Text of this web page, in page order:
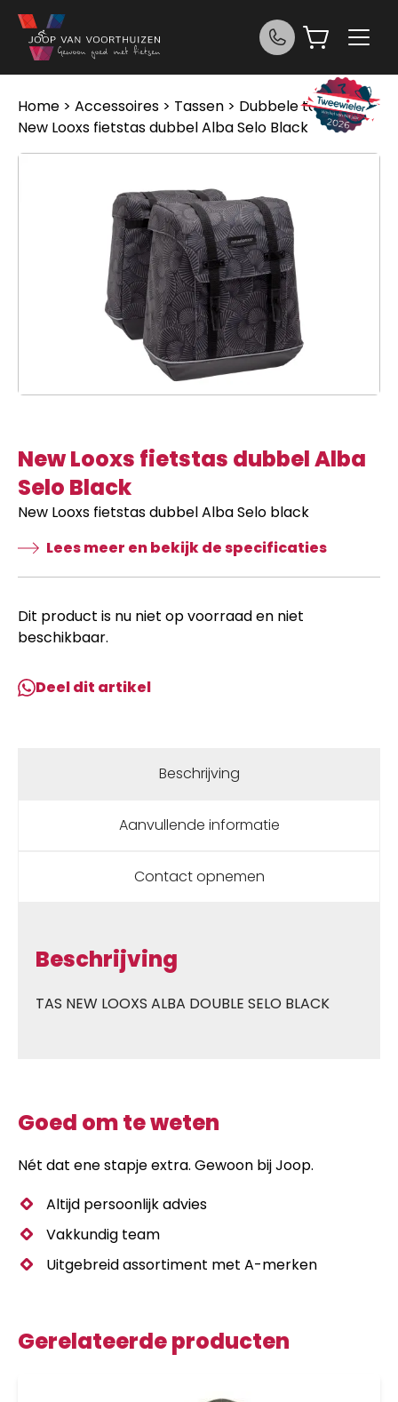
Ga naar de inhoud
Home > Accessoires > Tassen > Dubbele tassen>
New Looxs fietstas dubbel Alba Selo Black
New Looxs fietstas dubbel Alba
Selo Black
New Looxs fietstas dubbel Alba Selo black
Lees meer en bekijk de specificaties
Dit product is nu niet op voorraad en niet
beschikbaar.
Deel dit artikel
Beschrijving
Aanvullende informatie
Contact opnemen
Beschrijving
TAS NEW LOOXS ALBA DOUBLE SELO BLACK
Goed om te weten
Nét dat ene stapje extra. Gewoon bij Joop.
Altijd persoonlijk advies
Vakkundig team
Uitgebreid assortiment met A-merken
Gerelateerde producten